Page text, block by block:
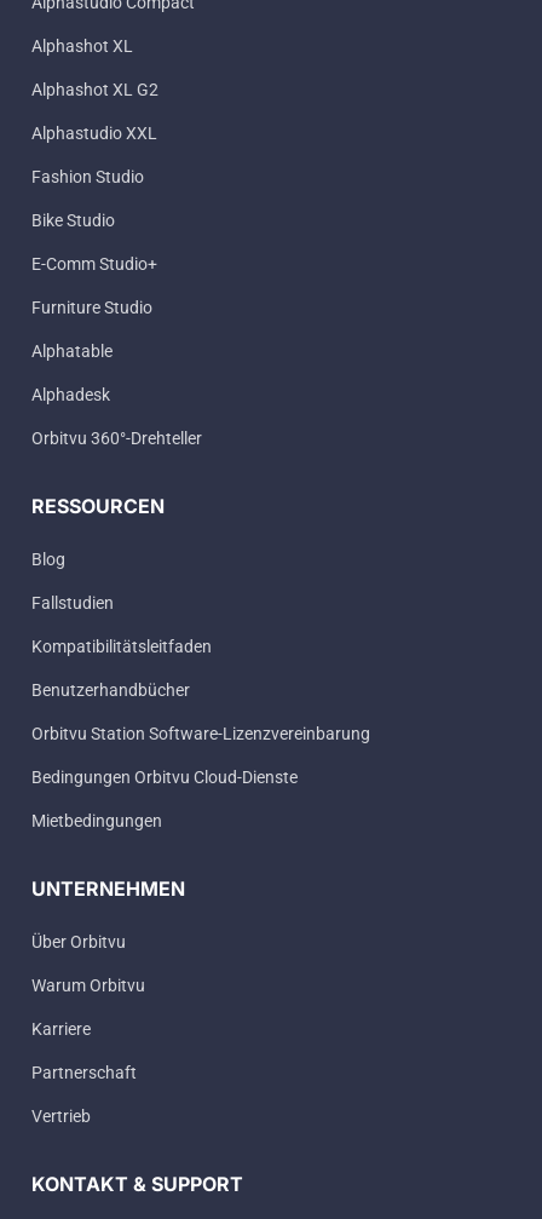
Alphashot XL
Alphashot XL G2
Alphastudio XXL
Fashion Studio
Bike Studio
E-Comm Studio+
Furniture Studio
Alphatable
Alphadesk
Orbitvu 360°-Drehteller
RESSOURCEN
Blog
Fallstudien
Kompatibilitätsleitfaden
Benutzerhandbücher
Orbitvu Station Software-Lizenzvereinbarung
Bedingungen Orbitvu Cloud-Dienste
Mietbedingungen
UNTERNEHMEN
Über Orbitvu
Warum Orbitvu
Karriere
Partnerschaft
Vertrieb
KONTAKT & SUPPORT